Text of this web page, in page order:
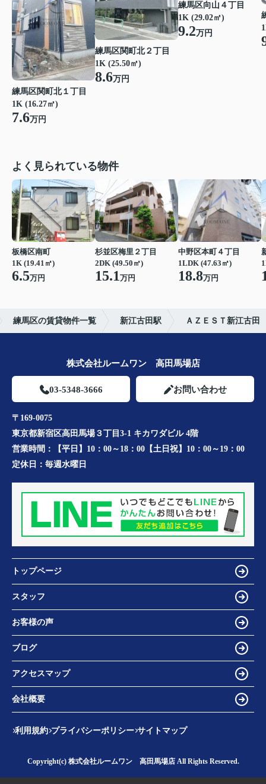
練馬区関町北１丁目
1K (16.27㎡)
7.6万円
練馬区関町北２丁目
1K (25.50㎡)
8.6万円
練馬区向山４丁目
1K (29.02㎡)
9.2万円
よく見られている物件
板橋区南町
1K (19.41㎡)
6.5万円
杉並区梅里２丁目
2DK (49.50㎡)
15.1万円
中野区本町４丁目
1LDK (47.63㎡)
18.8万円
練馬区の賃貸物件一覧 新江古田駅 ＡＺＥＳＴ新江古田
株式会社ルームワン 高田馬場店
03-5348-3666 お問い合わせ
〒169-0075
東京都新宿区高田馬場３丁目3-1 キカワダビル 4階
営業時間：
【平日】10：00～18：00【土日祝】10：00～19：00
定休日： 毎週水曜日
トップページ
スタッフ
お客様の声
ブログ
アクセスマップ
会社概要
利用規約 プライバシーポリシー サイトマップ
Copyright(c) 株式会社ルームワン 高田馬場店 All Rights Reserved.